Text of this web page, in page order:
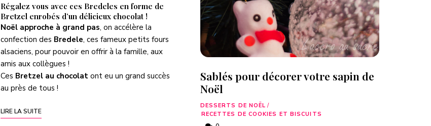
Régalez vous avec ces Bredeles en forme de
Bretzel enrobés d’un délicieux chocolat !
Noël approche à grand pas, on accélère la
confection des Bredele, ces fameux petits fours
alsaciens, pour pouvoir en offrir à la famille, aux
amis aux collègues !
Ces Bretzel au chocolat ont eu un grand succès
au près de tous !
LIRE LA SUITE
Sablés pour décorer votre sapin de
Noël
DESSERTS DE NOËL /
RECETTES DE COOKIES ET BISCUITS